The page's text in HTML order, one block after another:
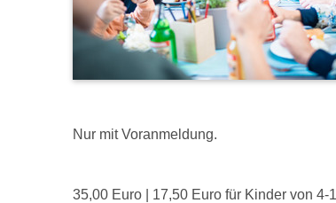
Nur mit Voranmeldung.
35,00 Euro | 17,50 Euro für Kinder von